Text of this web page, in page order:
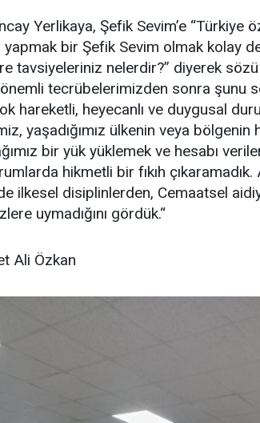
Yerlikaya, Şefik Sevim’e “Türkiye
bir Şefik Sevim olmak kolay
tavsiyeleriniz nelerdir?” diyerek sözü
önemli tecrübelerimizden sonra şunu
hareketli, heyecanlı ve duygusal
yaşadığımız ülkenin veya
bir yük yüklemek ve hesabı
hikmetli bir fıkıh çıkaramadık.
ilkesel disiplinlerden, Cemaatsel
uymadığını gördük.“
Ali Özkan